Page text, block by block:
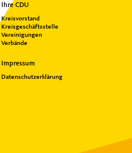
Ihre CDU
Kreisvorstand
Kreisgeschäftsstelle
Vereinigungen
Verbände
Impressum
Datenschutzerklärung